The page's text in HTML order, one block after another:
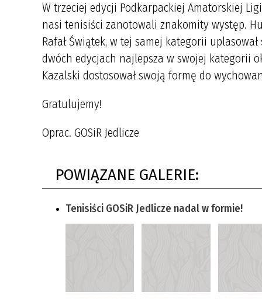
W trzeciej edycji Podkarpackiej Amatorskiej
nasi tenisiści zanotowali znakomity występ.
Rafał Świątek, w tej samej kategorii
dwóch edycjach najlepsza w swojej kategorii
Kazalski dostosował swoją formę do
Gratulujemy!
Oprac. GOSiR Jedlicze
POWIĄZANE GALERIE:
Tenisiści GOSiR Jedlicze nadal w formie!